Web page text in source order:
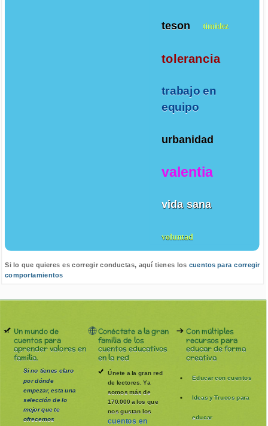
teson timidez
tolerancia
trabajo en
equipo
urbanidad
valentia
vida sana
voluntad
Si lo que quieres es corregir conductas, aquí tienes los cuentos para corregir
comportamientos
Un mundo de
cuentos para
aprender valores en
familia.
Si no tienes claro
por dónde
empezar, esta una
selección de lo
mejor que te
ofrecemos
Conéctate a la gran
familia de los
cuentos educativos
en la red
Únete a la gran red
de lectores. Ya
somos más de
170.000 a los que
nos gustan los
cuentos en
Con múltiples
recursos para
educar de forma
creativa
Educar con cuentos
Ideas y Trucos para
educar